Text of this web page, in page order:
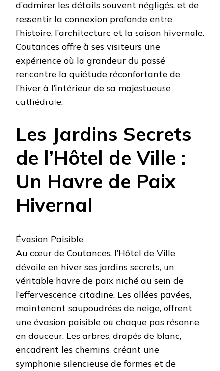
d’admirer les détails souvent négligés, et de
ressentir la connexion profonde entre
l’histoire, l’architecture et la saison hivernale.
Coutances offre à ses visiteurs une
expérience où la grandeur du passé
rencontre la quiétude réconfortante de
l’hiver à l’intérieur de sa majestueuse
cathédrale.
Les Jardins Secrets
de l’Hôtel de Ville :
Un Havre de Paix
Hivernal
Évasion Paisible
Au cœur de Coutances, l’Hôtel de Ville
dévoile en hiver ses jardins secrets, un
véritable havre de paix niché au sein de
l’effervescence citadine. Les allées pavées,
maintenant saupoudrées de neige, offrent
une évasion paisible où chaque pas résonne
en douceur. Les arbres, drapés de blanc,
encadrent les chemins, créant une
symphonie silencieuse de formes et de